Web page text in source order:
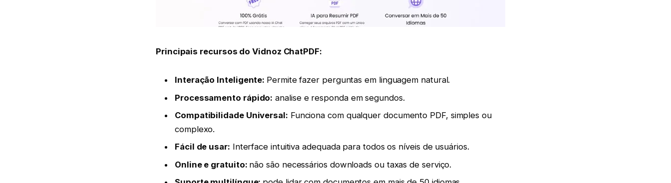
Principais recursos do Vidnoz ChatPDF:
Interação Inteligente: Permite fazer perguntas em linguagem natural.
Processamento rápido: analise e responda em segundos.
Compatibilidade Universal: Funciona com qualquer documento PDF, simples ou
complexo.
Fácil de usar: Interface intuitiva adequada para todos os níveis de usuários.
Online e gratuito: não são necessários downloads ou taxas de serviço.